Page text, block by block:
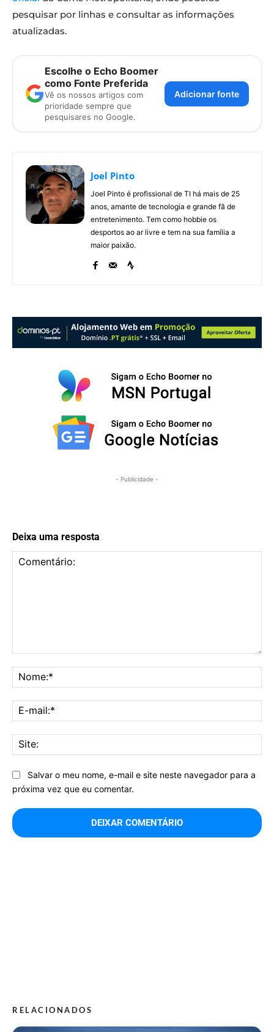
pesquisar por linhas e consultar as informações
atualizadas.
Escolhe o Echo Boomer
como Fonte Preferida
Vê os nossos artigos com
prioridade sempre que
pesquisares no Google.
Adicionar fonte
Joel Pinto
Joel Pinto é profissional de TI há mais de 25
anos, amante de tecnologia e grande fã de
entretenimento. Tem como hobbie os
desportos ao ar livre e tem na sua família a
maior paixão.
- Publicidade -
Deixa uma resposta
Salvar o meu nome, e-mail e site neste navegador para a
próxima vez que eu comentar.
RELACIONADOS